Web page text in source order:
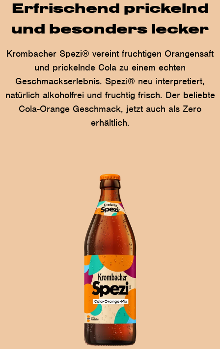
Erfrischend prickelnd
und besonders lecker
Krombacher Spezi® vereint fruchtigen Orangensaft
und prickelnde Cola zu einem echten
Geschmackserlebnis. Spezi® neu interpretiert,
natürlich alkoholfrei und fruchtig frisch. Der beliebte
Cola-Orange Geschmack, jetzt auch als Zero
erhältlich.